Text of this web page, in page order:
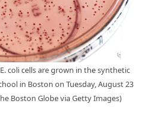
coli cells are grown in the synthetic
in Boston on Tuesday, August 23
Boston Globe via Getty Images)